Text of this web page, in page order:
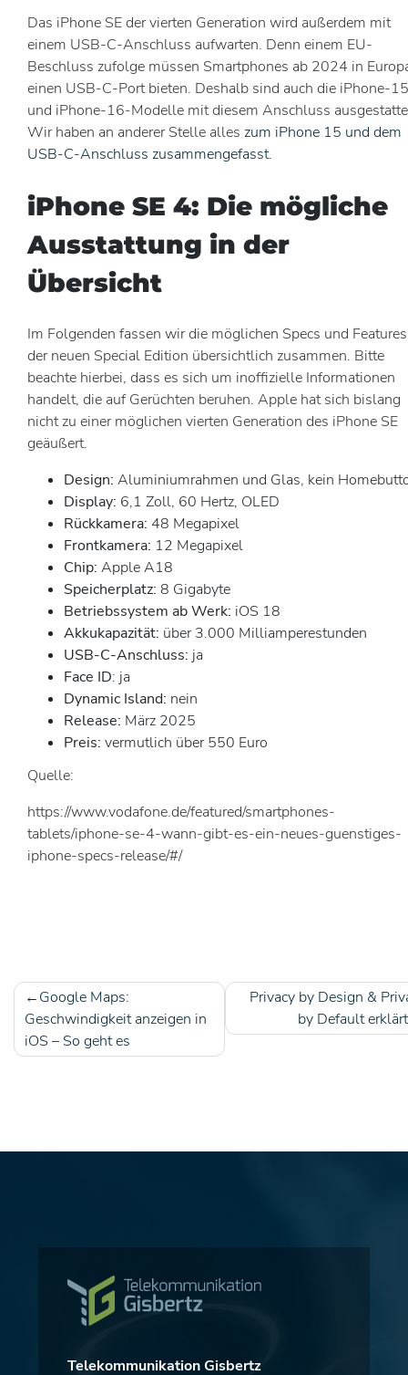
Das iPhone SE der vierten Generation wird außerdem mit
einem USB-C-Anschluss aufwarten. Denn einem EU-
Beschluss zufolge müssen Smartphones ab 2024 in
einen USB-C-Port bieten. Deshalb sind auch die iPhone-
und iPhone-16-Modelle mit diesem Anschluss
Wir haben an anderer Stelle alles zum iPhone 15 und dem
USB-C-Anschluss zusammengefasst.
iPhone SE 4: Die mögliche
Ausstattung in der
Übersicht
Im Folgenden fassen wir die möglichen Specs und Features
der neuen Special Edition übersichtlich zusammen. Bitte
beachte hierbei, dass es sich um inoffizielle Informationen
handelt, die auf Gerüchten beruhen. Apple hat sich bislang
nicht zu einer möglichen vierten Generation des iPhone SE
geäußert.
Design: Aluminiumrahmen und Glas, kein
Display: 6,1 Zoll, 60 Hertz, OLED
Rückkamera: 48 Megapixel
Frontkamera: 12 Megapixel
Chip: Apple A18
Speicherplatz: 8 Gigabyte
Betriebssystem ab Werk: iOS 18
Akkukapazität: über 3.000 Milliamperestunden
USB-C-Anschluss: ja
Face ID: ja
Dynamic Island: nein
Release: März 2025
Preis: vermutlich über 550 Euro
Quelle:
https://www.vodafone.de/featured/smartphones-
tablets/iphone-se-4-wann-gibt-es-ein-neues-guenstiges-
iphone-specs-release/#/
Beitragsnavigation
Google Maps:
Geschwindigkeit anzeigen in
iOS – So geht es
Privacy by Design &
by Default erklärt
Telekommunikation Gisbertz